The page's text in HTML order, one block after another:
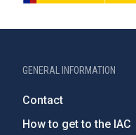
GENERAL INFORMATION
Contact
How to get to the IAC